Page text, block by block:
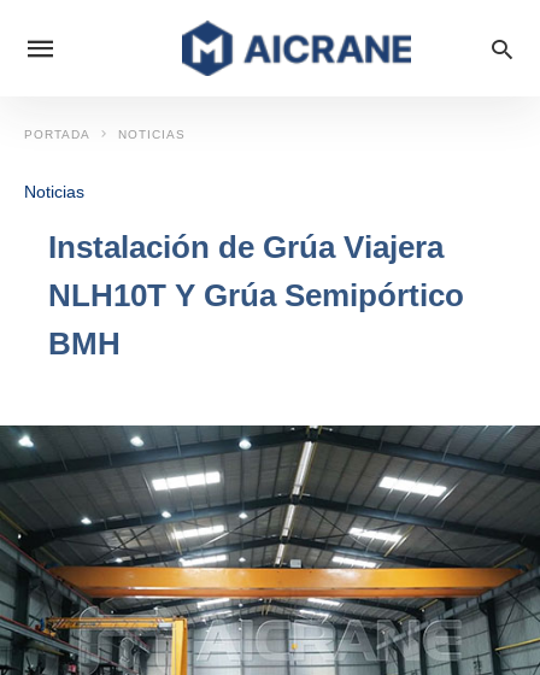
PORTADA NOTICIAS
Noticias
Instalación de Grúa Viajera
NLH10T Y Grúa Semipórtico
BMH